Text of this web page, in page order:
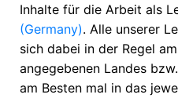
Inhalte für die Arbeit als
(Germany). Alle unserer
sich dabei in der Regel
angegebenen Landes
am Besten mal in das